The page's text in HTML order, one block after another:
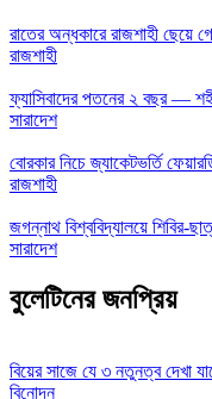
রাতের অন্ধকারে রাজশাহী ছেয়ে
রাজশাহী
ফ্যাসিবাদের পতনের ২ বছর —
সারাদেশ
বোরকার নিচে জ্যাকেটভর্তি
রাজশাহী
জগন্নাথ বিশ্ববিদ্যালয়ে
সারাদেশ
বুলেটিনের জনপ্রিয়
বিয়ের সাজে যে ৩ নতুনত্ব দেখা
বিনোদন